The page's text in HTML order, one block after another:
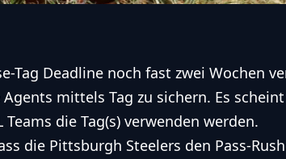
Tag Deadline noch fast zwei Wochen
mittels Tag zu sichern. Es
die Tag(s) verwenden werden.
die Pittsburgh Steelers den Pass-